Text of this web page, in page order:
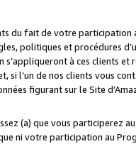
du fait de votre
politiques et procédures
s’appliqueront à ces clients
si l’un de nos clients vous
figurant sur le Site
(a) que vous participerez
ni votre participation au